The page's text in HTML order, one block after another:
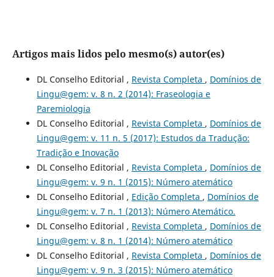
Artigos mais lidos pelo mesmo(s) autor(es)
DL Conselho Editorial , Revista Completa , Domínios de
Lingu@gem: v. 8 n. 2 (2014): Fraseologia e
Paremiologia
DL Conselho Editorial , Revista Completa , Domínios de
Lingu@gem: v. 11 n. 5 (2017): Estudos da Tradução:
Tradição e Inovação
DL Conselho Editorial , Revista Completa , Domínios de
Lingu@gem: v. 9 n. 1 (2015): Número atemático
DL Conselho Editorial , Edição Completa , Domínios de
Lingu@gem: v. 7 n. 1 (2013): Número Atemático.
DL Conselho Editorial , Revista Completa , Domínios de
Lingu@gem: v. 8 n. 1 (2014): Número atemático
DL Conselho Editorial , Revista Completa , Domínios de
Lingu@gem: v. 9 n. 3 (2015): Número atemático